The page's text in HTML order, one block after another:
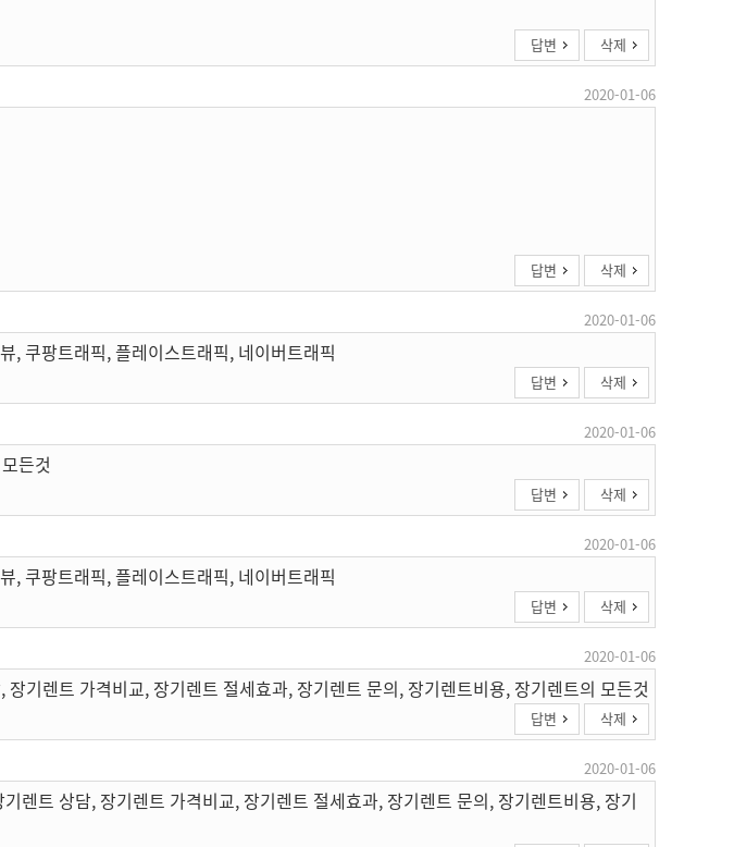
답변 삭제
2020-01-06
답변 삭제
2020-01-06
, 쿠팡트래픽, 플레이스트래픽, 네이버트래픽
답변 삭제
2020-01-06
든것
답변 삭제
2020-01-06
, 쿠팡트래픽, 플레이스트래픽, 네이버트래픽
답변 삭제
2020-01-06
기렌트 가격비교, 장기렌트 절세효과, 장기렌트 문의, 장기렌트비용, 장기렌트의 모든것
답변 삭제
2020-01-06
렌트 상담, 장기렌트 가격비교, 장기렌트 절세효과, 장기렌트 문의, 장기렌트비용, 장기